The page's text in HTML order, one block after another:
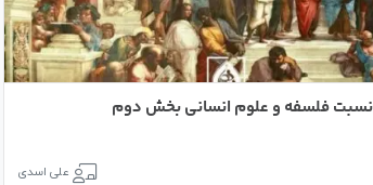
نسبت فلسفه و علوم انسانی بخش دوم
علی اسدی